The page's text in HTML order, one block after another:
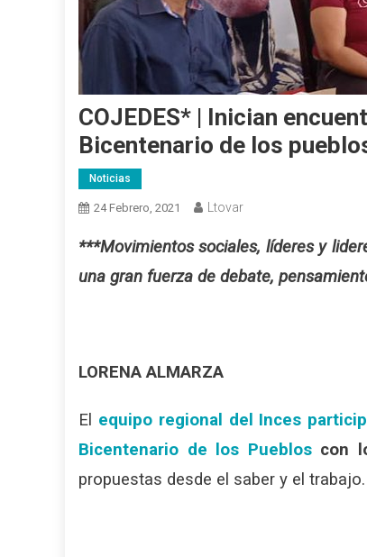
COJEDES* | Inician
Bicentenario de los
Noticias
24 Febrero, 2021 Ltovar
***Movimientos sociales, líderes y
una gran fuerza de debate,
LORENA ALMARZA
El equipo regional del Inces
Bicentenario de los Puebloscon
propuestas desde el saber y el trabajo.